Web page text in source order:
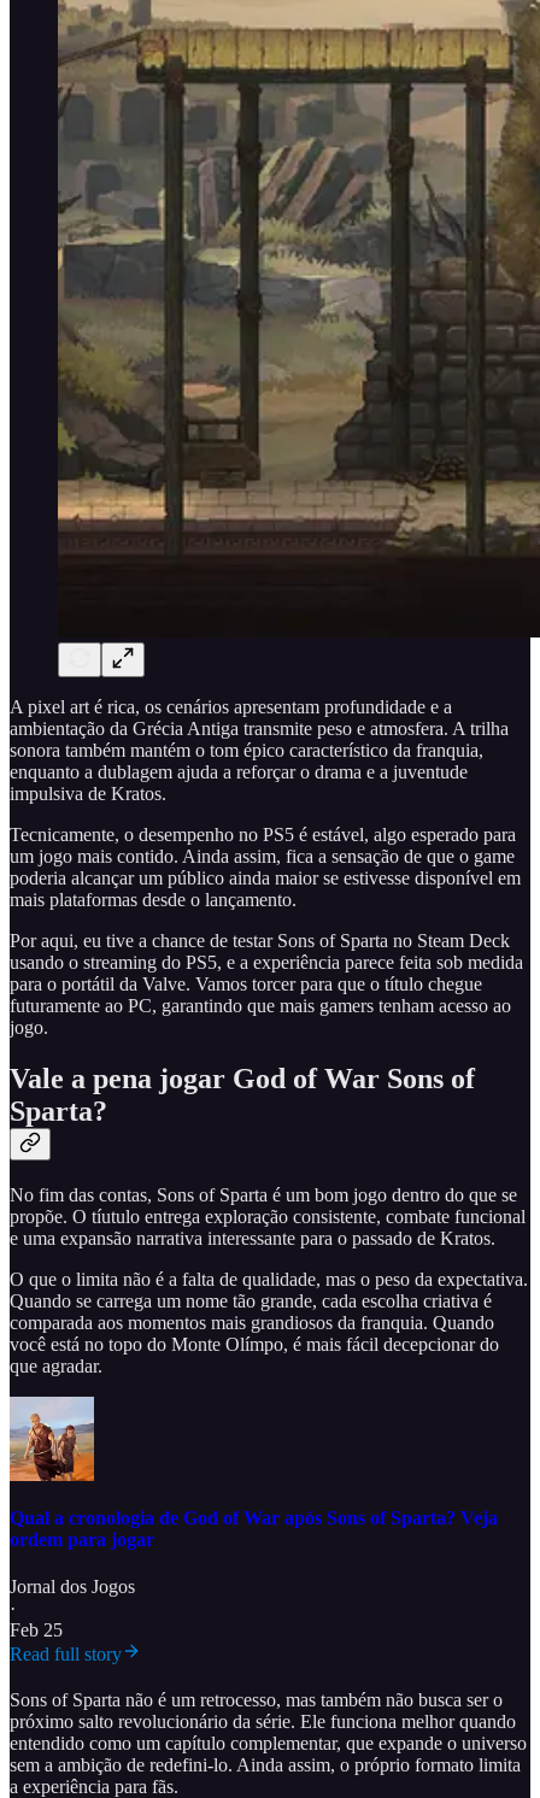
A pixel art é rica, os cenários apresentam profundidade e a
ambientação da Grécia Antiga transmite peso e atmosfera. A trilha
sonora também mantém o tom épico característico da franquia,
enquanto a dublagem ajuda a reforçar o drama e a juventude
impulsiva de Kratos.
Tecnicamente, o desempenho no PS5 é estável, algo esperado para
um jogo mais contido. Ainda assim, fica a sensação de que o game
poderia alcançar um público ainda maior se estivesse disponível em
mais plataformas desde o lançamento.
Por aqui, eu tive a chance de testar Sons of Sparta no Steam Deck
usando o streaming do PS5, e a experiência parece feita sob medida
para o portátil da Valve. Vamos torcer para que o título chegue
futuramente ao PC, garantindo que mais gamers tenham acesso ao
jogo.
Vale a pena jogar God of War Sons of
Sparta?
No fim das contas, Sons of Sparta é um bom jogo dentro do que se
propõe. O tíutulo entrega exploração consistente, combate funcional
e uma expansão narrativa interessante para o passado de Kratos.
O que o limita não é a falta de qualidade, mas o peso da expectativa.
Quando se carrega um nome tão grande, cada escolha criativa é
comparada aos momentos mais grandiosos da franquia. Quando
você está no topo do Monte Olímpo, é mais fácil decepcionar do
que agradar.
Qual a cronologia de God of War após Sons of Sparta? Veja
ordem para jogar
Jornal dos Jogos
·
Feb 25
Read full story
Sons of Sparta não é um retrocesso, mas também não busca ser o
próximo salto revolucionário da série. Ele funciona melhor quando
entendido como um capítulo complementar, que expande o universo
sem a ambição de redefini-lo. Ainda assim, o próprio formato limita
a experiência para fãs.